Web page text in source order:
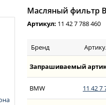
Масляный фильтр
Артикул: 11 42 7 788 460
Бренд
Запрашиваемый
BMW 11 42 7